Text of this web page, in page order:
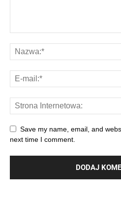
Save my name, email, and
next time I comment.